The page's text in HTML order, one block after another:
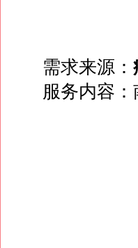
需求来源：
服务内容